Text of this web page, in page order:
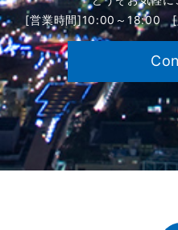
[営業時間]10:00～18:00[